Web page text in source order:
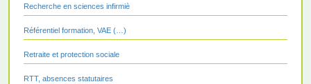
Recherche en sciences infirmiè
Référentiel formation, VAE (…)
Retraite et protection sociale
RTT, absences statutaires